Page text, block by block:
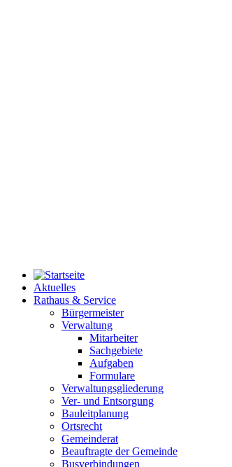
Aktuelles
Rathaus & Service
Bürgermeister
Verwaltung
Mitarbeiter
Sachgebiete
Aufgaben
Formulare
Verwaltungsgliederung
Ver- und Entsorgung
Bauleitplanung
Ortsrecht
Gemeinderat
Beauftragte der Gemeinde
Busverbindungen